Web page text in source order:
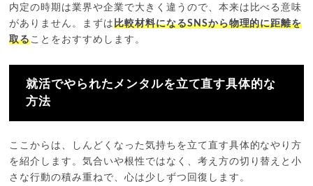
内定の時期は業界や企業で大きく違うので、本来は比べる意味
がありません。まずは比較材料になるSNSから物理的に距離を
取ることをおすすめします。
就活でやられたメンタルを立て直す具体的な
方法
ここからは、しんどくなった気持ちを立て直す具体的なやり方
を紹介します。気合いや根性ではなく、考え方の切り替えと小
さな行動の積み重ねで、心は少しずつ回復します。